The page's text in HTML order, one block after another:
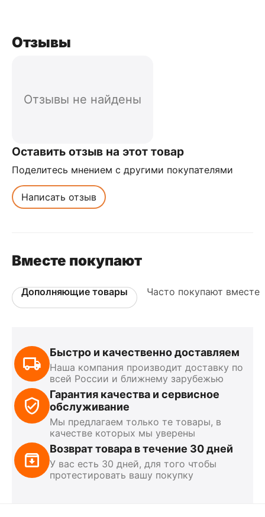
Отзывы
Отзывы не найдены
Оставить отзыв на этот товар
Поделитесь мнением с другими покупателями
Написать отзыв
Вместе покупают
Дополняющие товары Часто покупают вместе
Быстро и качественно доставляем
Наша компания производит доставку по
всей России и ближнему зарубежью
Гарантия качества и сервисное
обслуживание
Мы предлагаем только те товары, в
качестве которых мы уверены
Возврат товара в течение 30 дней
У вас есть 30 дней, для того чтобы
протестировать вашу покупку